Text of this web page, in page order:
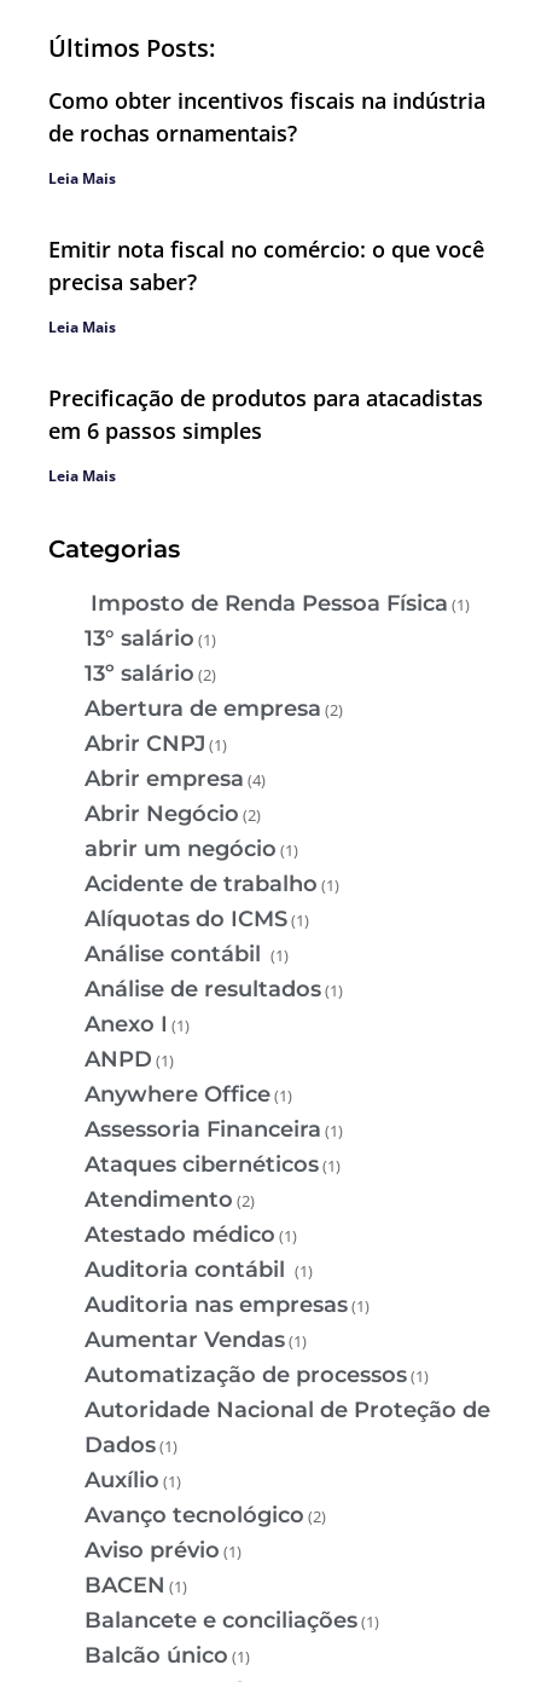
Últimos Posts:
Como obter incentivos fiscais na indústria
de rochas ornamentais?
Leia Mais
Emitir nota fiscal no comércio: o que você
precisa saber?
Leia Mais
Precificação de produtos para atacadistas
em 6 passos simples
Leia Mais
Categorias
Imposto de Renda Pessoa Física (1)
13° salário (1)
13º salário (2)
Abertura de empresa (2)
Abrir CNPJ (1)
Abrir empresa (4)
Abrir Negócio (2)
abrir um negócio (1)
Acidente de trabalho (1)
Alíquotas do ICMS(1)
Análise contábil (1)
Análise de resultados(1)
Anexo I (1)
ANPD (1)
Anywhere Office(1)
Assessoria Financeira (1)
Ataques cibernéticos(1)
Atendimento (2)
Atestado médico (1)
Auditoria contábil (1)
Auditoria nas empresas(1)
Aumentar Vendas(1)
Automatização de processos(1)
Autoridade Nacional de Proteção de
Dados(1)
Auxílio (1)
Avanço tecnológico (2)
Aviso prévio (1)
BACEN (1)
Balancete e conciliações(1)
Balcão único (1)